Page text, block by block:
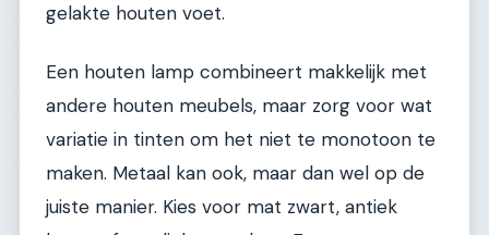
gelakte houten voet.
Een houten lamp combineert makkelijk met
andere houten meubels, maar zorg voor wat
variatie in tinten om het niet te monotoon te
maken. Metaal kan ook, maar dan wel op de
juiste manier. Kies voor mat zwart, antiek